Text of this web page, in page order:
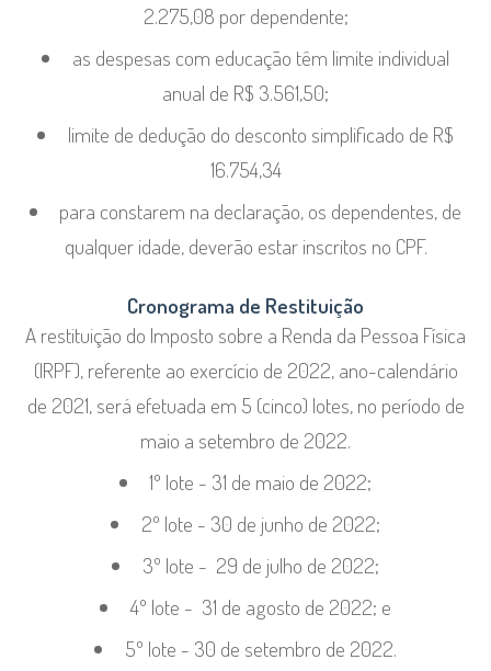
2.275,08 por dependente;
as despesas com educação têm limite individual
anual de R$ 3.561,50;
limite de dedução do desconto simplificado de R$
16.754,34
para constarem na declaração, os dependentes, de
qualquer idade, deverão estar inscritos no CPF.
Cronograma de Restituição
A restituição do Imposto sobre a Renda da Pessoa Física
(IRPF), referente ao exercício de 2022, ano-calendário
de 2021, será efetuada em 5 (cinco) lotes, no período de
maio a setembro de 2022.
1º lote - 31 de maio de 2022;
2º lote - 30 de junho de 2022;
3º lote - 29 de julho de 2022;
4º lote - 31 de agosto de 2022; e
5º lote - 30 de setembro de 2022.